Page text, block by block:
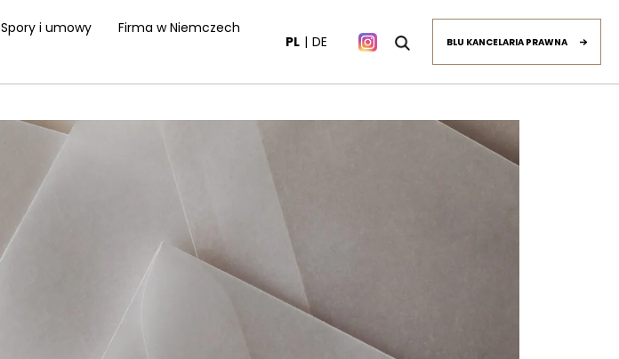
Spory i umowy
Firma w Niemczech
PL DE BLU KANCELARIA PRAWNA